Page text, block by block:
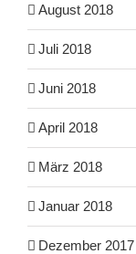
August 2018
Juli 2018
Juni 2018
April 2018
März 2018
Januar 2018
Dezember 2017